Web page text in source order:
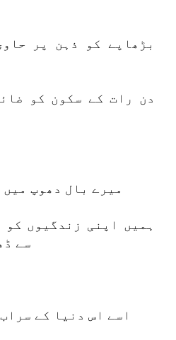
بڑھاپے کو ذہن پر
دن رات کے سکون کو
میرے بال دھوپ
ہمیں اپنی زندگیوں
سے
اسے اس دنیا کے